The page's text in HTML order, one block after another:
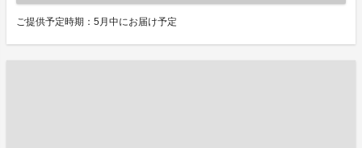
ご提供予定時期：5月中にお届け予定